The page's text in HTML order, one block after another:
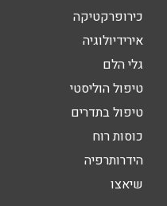
כירופרקטיקה
אירידיולוגיה
גלי הלם
טיפול הוליסטי
טיפול בתדרים
כוסות רוח
הידרותרפיה
שיאצו